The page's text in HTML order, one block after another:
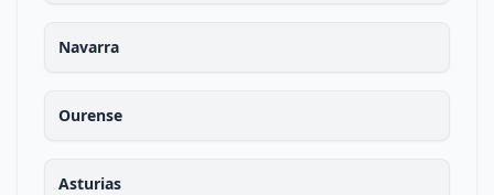
Navarra
Ourense
Asturias